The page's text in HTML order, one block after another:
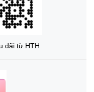
đãi từ HTH